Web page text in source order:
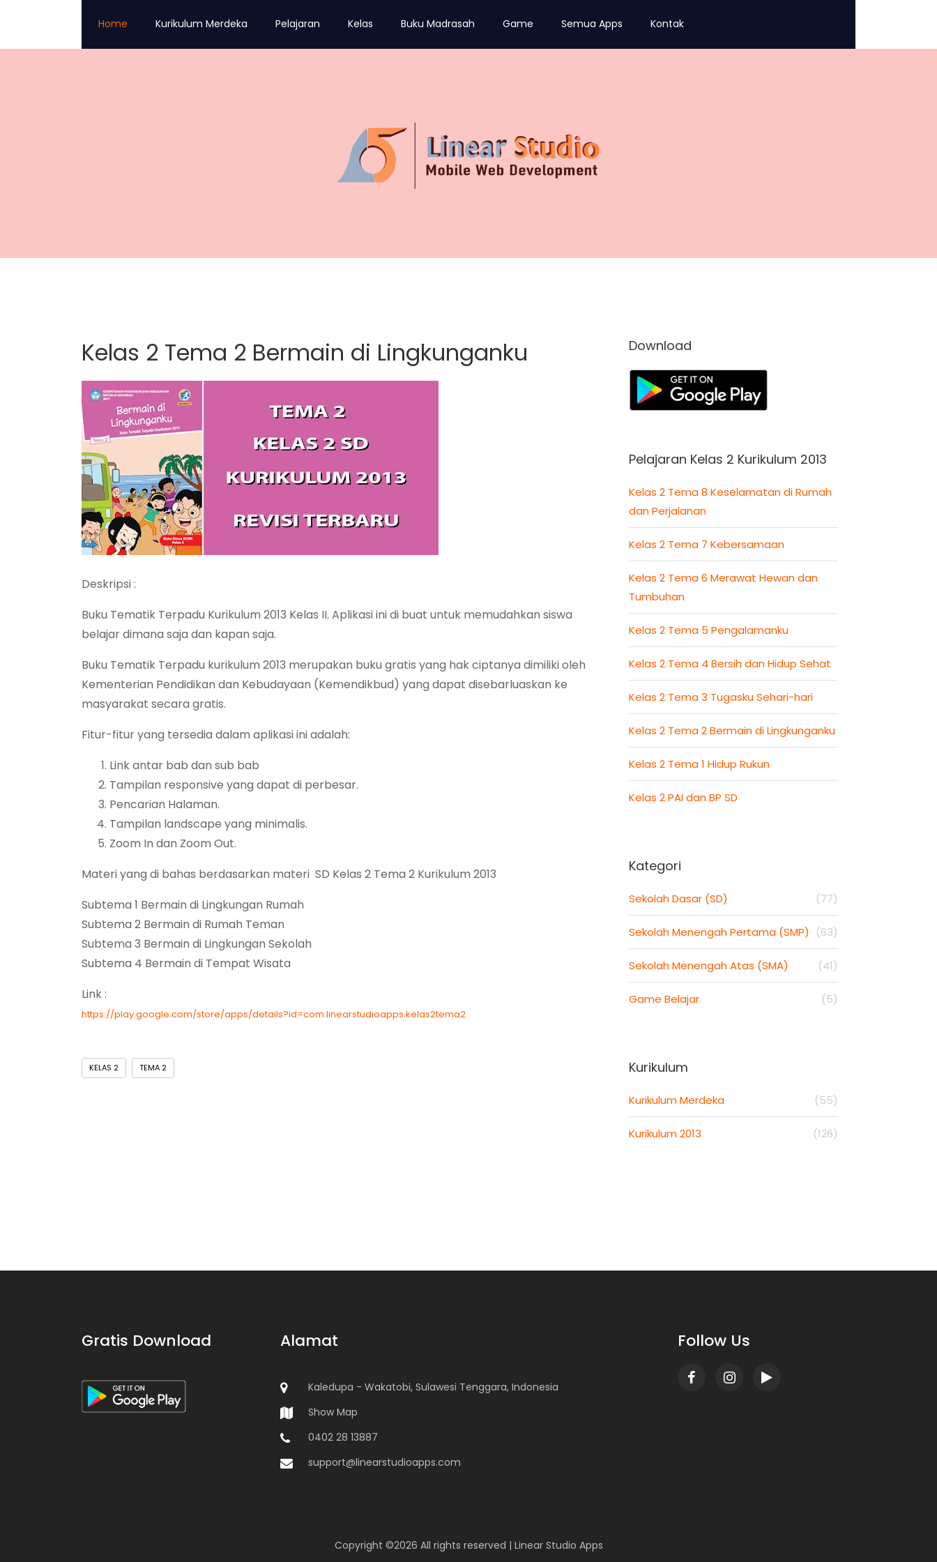
Home Kurikulum Merdeka Pelajaran Kelas Buku Madrasah Game Semua Apps Kontak
Kelas 2 Tema 2 Bermain di Lingkunganku
Deskripsi :
Buku Tematik Terpadu Kurikulum 2013 Kelas II. Aplikasi ini di buat untuk memudahkan siswa
belajar dimana saja dan kapan saja.
Buku Tematik Terpadu kurikulum 2013 merupakan buku gratis yang hak ciptanya dimiliki oleh
Kementerian Pendidikan dan Kebudayaan (Kemendikbud) yang dapat disebarluaskan ke
masyarakat secara gratis.
Fitur-fitur yang tersedia dalam aplikasi ini adalah:
Link antar bab dan sub bab
Tampilan responsive yang dapat di perbesar.
Pencarian Halaman.
Tampilan landscape yang minimalis.
Zoom In dan Zoom Out.
Materi yang di bahas berdasarkan materi SD Kelas 2 Tema 2 Kurikulum 2013
Subtema 1 Bermain di Lingkungan Rumah
Subtema 2 Bermain di Rumah Teman
Subtema 3 Bermain di Lingkungan Sekolah
Subtema 4 Bermain di Tempat Wisata
Link :
https://play.google.com/store/apps/details?id=com.linearstudioapps.kelas2tema2
KELAS 2 TEMA 2
Download
Pelajaran Kelas 2 Kurikulum 2013
Kelas 2 Tema 8 Keselamatan di Rumah
dan Perjalanan
Kelas 2 Tema 7 Kebersamaan
Kelas 2 Tema 6 Merawat Hewan dan
Tumbuhan
Kelas 2 Tema 5 Pengalamanku
Kelas 2 Tema 4 Bersih dan Hidup Sehat
Kelas 2 Tema 3 Tugasku Sehari-hari
Kelas 2 Tema 2 Bermain di Lingkunganku
Kelas 2 Tema 1 Hidup Rukun
Kelas 2 PAI dan BP SD
Kategori
Sekolah Dasar (SD) (77)
Sekolah Menengah Pertama (SMP) (63)
Sekolah Menengah Atas (SMA) (41)
Game Belajar (5)
Kurikulum
Kurikulum Merdeka (55)
Kurikulum 2013 (126)
Gratis Download Alamat
Kaledupa - Wakatobi, Sulawesi Tenggara, Indonesia
Show Map
0402 28 13887
support@linearstudioapps.com
Follow Us
Copyright ©2026 All rights reserved | Linear Studio Apps